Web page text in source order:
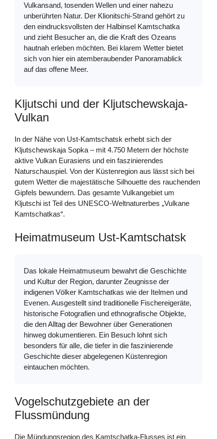
Vulkansand, tosenden Wellen und einer nahezu
unberührten Natur. Der Klionitschi-Strand gehört zu
den eindrucksvollsten der Halbinsel Kamtschatka
und zieht Besucher an, die die Kraft des Ozeans
hautnah erleben möchten. Bei klarem Wetter bietet
sich von hier ein atemberaubender Panoramablick
auf das offene Meer.
Kljutschi und der Kljutschewskaja-
Vulkan
In der Nähe von Ust-Kamtschatsk erhebt sich der
Kljutschewskaja Sopka – mit 4.750 Metern der höchste
aktive Vulkan Eurasiens und ein faszinierendes
Naturschauspiel. Von der Küstenregion aus lässt sich bei
gutem Wetter die majestätische Silhouette des rauchenden
Gipfels bewundern. Das gesamte Vulkangebiet um
Kljutschi ist Teil des UNESCO-Weltnaturerbes „Vulkane
Kamtschatkas“.
Heimatmuseum Ust-Kamtschatsk
Das lokale Heimatmuseum bewahrt die Geschichte
und Kultur der Region, darunter Zeugnisse der
indigenen Völker Kamtschatkas wie der Itelmen und
Evenen. Ausgestellt sind traditionelle Fischereigeräte,
historische Fotografien und ethnografische Objekte,
die den Alltag der Bewohner über Generationen
hinweg dokumentieren. Ein Besuch lohnt sich
besonders für alle, die tiefer in die faszinierende
Geschichte dieser abgelegenen Küstenregion
eintauchen möchten.
Vogelschutzgebiete an der
Flussmündung
Die Mündungsregion des Kamtschatka-Flusses ist ein